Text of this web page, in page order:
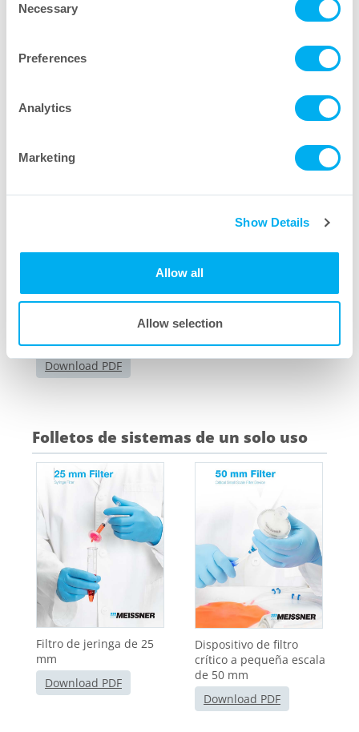
Selection
Necessary
Preferences
Analytics
Marketing
Show Details
Allow all
Allow selection
Conjuntos de tubos BioFlex
Download PDF
Folletos de sistemas de un solo uso
Filtro de jeringa de 25
mm
Download PDF
Dispositivo de filtro
crítico a pequeña escala
de 50 mm
Download PDF